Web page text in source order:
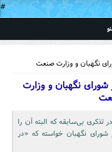
#
نگهبان و وزارت صنعت
شورای نگهبان و وزارت
تذکری بی‌سابقه که البته آن را
شورای نگهبان خواسته که «در